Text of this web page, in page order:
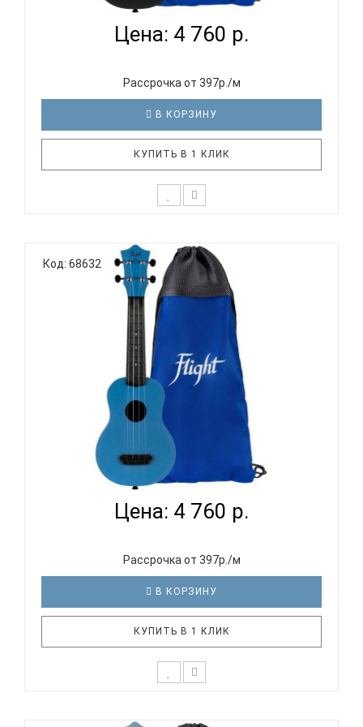
Цена: 4 760 р.
Рассрочка от 397р./м
В КОРЗИНУ
КУПИТЬ В 1 КЛИК
отзывчивая верхняя дека с системой W-пружин
(«веер») Флюрокарбоновые струны обеспечивают
яркое звучание Чрезвычайно прочная и
водонепроницаемая конструкция Выпуклая
задняя дека особой формы для объ..
Код: 68632
FLIGHT ULTRA S-35 LAKE - УКУЛЕЛЕ СОПРАНО...
Цена: 4 760 р.
Рассрочка от 397р./м
В КОРЗИНУ
КУПИТЬ В 1 КЛИК